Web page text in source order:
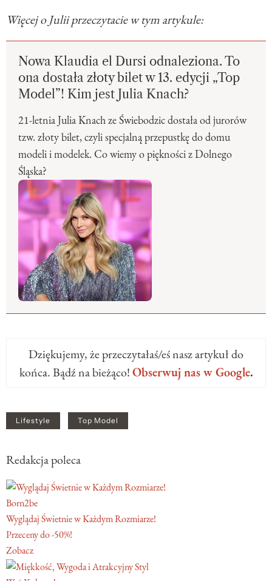
Więcej o Julii przeczytacie w tym artykule:
Nowa Klaudia el Dursi odnaleziona. To
ona dostała złoty bilet w 13. edycji „Top
Model”! Kim jest Julia Knach?
21-letnia Julia Knach ze Świebodzic dostała od jurorów
tzw. złoty bilet, czyli specjalną przepustkę do domu
modeli i modelek. Co wiemy o piękności z Dolnego
Śląska?
Dziękujemy, że przeczytałaś/eś nasz artykuł do
końca. Bądź na bieżąco!Obserwuj nas w Google.
Lifestyle Top Model
Redakcja poleca
Born2be
Wyglądaj Świetnie w Każdym Rozmiarze!
Przeceny do -50%!
Zobacz